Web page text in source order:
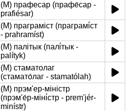
(M) прафесар (прафе́сар -
prafiésar)
(M) праграміст (праграмі́ст
- prahramíst)
(M) палітык (палі́тык -
palítyk)
(M) стаматолаг
(стамато́лаг - stamatólah)
(M) прэм'ер-міністр
(прэм'е́р-міні́стр - prem'jér-
minístr)